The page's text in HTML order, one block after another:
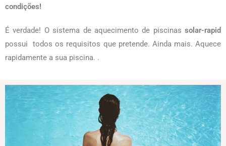
condições!
É verdade! O sistema de aquecimento de piscinas solar-rapid
possui todos os requisitos que pretende. Ainda mais. Aquece
rapidamente a sua piscina. .